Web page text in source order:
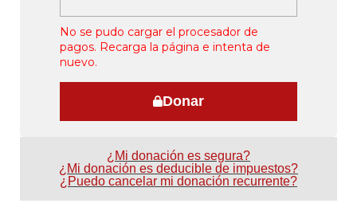
No se pudo cargar el procesador de
pagos. Recarga la página e intenta de
nuevo.
Donar
¿Mi donación es segura?
¿Mi donación es deducible de impuestos?
¿Puedo cancelar mi donación recurrente?